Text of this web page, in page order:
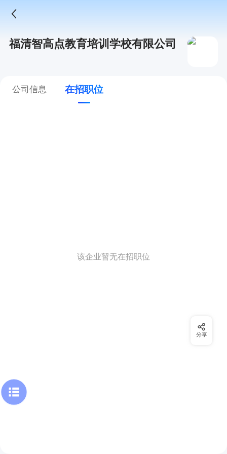
福清智高点教育培训学校有限公司
公司信息 在招职位
该企业暂无在招职位
分享